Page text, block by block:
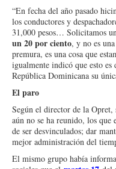
“En fecha del año pasado
los conductores y
31,000 pesos… Solicitamos
un 20 por ciento, y no es
premura, es una cosa que
igualmente indicó que esto es
República Dominicana su
El paro
Según el director de la Opret,
aún no se ha reunido, los que
de ser desvinculados; dar
mejor administración del
El mismo grupo había